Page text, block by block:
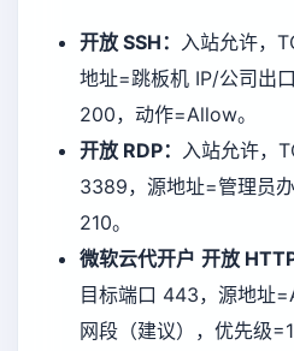
开放 SSH：
入站允许，
地址=跳板机 IP/公司出
200，动作=Allow。
开放 RDP：
入站允许，
3389，源地址=管理员
210。
微软云代开户 开放
目标端口 443，源地址
网段（建议），优先级